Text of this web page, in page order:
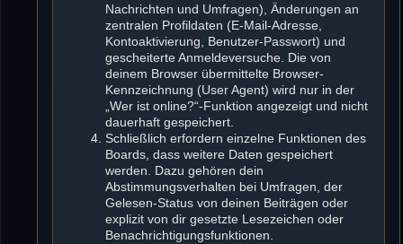
Nachrichten und Umfragen), Änderungen an
zentralen Profildaten (E-Mail-Adresse,
Kontoaktivierung, Benutzer-Passwort) und
gescheiterte Anmeldeversuche. Die von
deinem Browser übermittelte Browser-
Kennzeichnung (User Agent) wird nur in der
„Wer ist online?“-Funktion angezeigt und nicht
dauerhaft gespeichert.
Schließlich erfordern einzelne Funktionen des
Boards, dass weitere Daten gespeichert
werden. Dazu gehören dein
Abstimmungsverhalten bei Umfragen, der
Gelesen-Status von deinen Beiträgen oder
explizit von dir gesetzte Lesezeichen oder
Benachrichtigungsfunktionen.